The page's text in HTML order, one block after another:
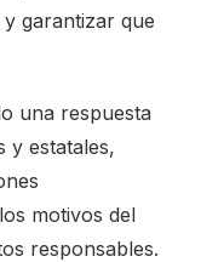
garantizar que
una respuesta
y estatales,
motivos del
responsables.